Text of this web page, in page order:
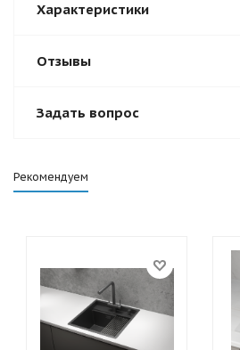
Характеристики
Отзывы
Задать вопрос
Рекомендуем